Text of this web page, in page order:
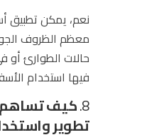
نعم، يمكن تطبيق
معظم الظروف
حالات الطوارئ
فيها استخدام
8. كيف تساهم
تطوير